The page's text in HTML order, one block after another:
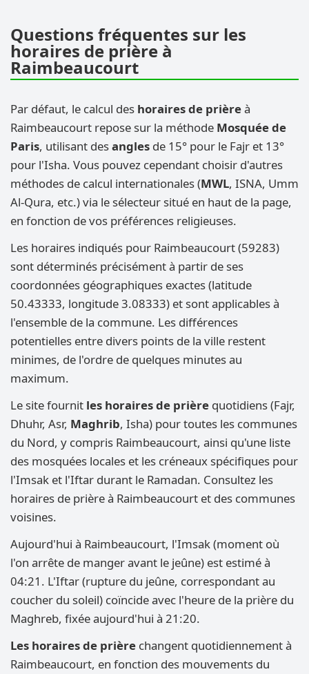
Questions fréquentes sur les
horaires de prière à
Raimbeaucourt
Par défaut, le calcul des horaires de prièreà
Raimbeaucourt repose sur la méthode Mosquée de
Paris, utilisant desangles de 15° pour le Fajr et 13°
pour l'Isha. Vous pouvez cependant choisir d'autres
méthodes de calcul internationales (MWL, ISNA, Umm
Al-Qura, etc.) via le sélecteur situé en haut de la page,
en fonction de vos préférences religieuses.
Les horaires indiqués pour Raimbeaucourt (59283)
sont déterminés précisément à partir de ses
coordonnées géographiques exactes (latitude
50.43333, longitude 3.08333) et sont applicables à
l'ensemble de la commune. Les différences
potentielles entre divers points de la ville restent
minimes, de l'ordre de quelques minutes au
maximum.
Le site fournit les horaires de prière quotidiens (Fajr,
Dhuhr, Asr, Maghrib, Isha) pour toutes les communes
du Nord, y compris Raimbeaucourt, ainsi qu'une liste
des mosquées locales et les créneaux spécifiques pour
l'Imsak et l'Iftar durant le Ramadan. Consultez les
horaires de prière à Raimbeaucourt et des communes
voisines.
Aujourd'hui à Raimbeaucourt, l'Imsak (moment où
l'on arrête de manger avant le jeûne) est estimé à
04:21. L'Iftar (rupture du jeûne, correspondant au
coucher du soleil) coïncide avec l'heure de la prière du
Maghreb, fixée aujourd'hui à 21:20.
Les horaires de prière changent quotidiennement à
Raimbeaucourt, en fonction des mouvements du